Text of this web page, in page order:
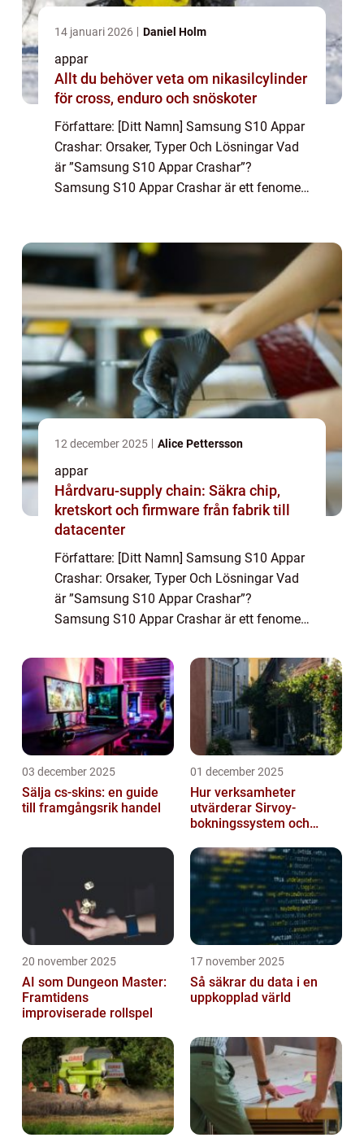
14 januari 2026 Daniel Holm
appar
Allt du behöver veta om nikasilcylinder
för cross, enduro och snöskoter
Författare: [Ditt Namn] Samsung S10 Appar
Crashar: Orsaker, Typer Och Lösningar Vad
är ”Samsung S10 Appar Crashar”?
Samsung S10 Appar Crashar är ett fenomen
12 december 2025 Alice Pettersson
appar
Hårdvaru-supply chain: Säkra chip,
kretskort och firmware från fabrik till
datacenter
Författare: [Ditt Namn] Samsung S10 Appar
Crashar: Orsaker, Typer Och Lösningar Vad
är ”Samsung S10 Appar Crashar”?
Samsung S10 Appar Crashar är ett fenomen
S10-telefonen plötsligt stängs av eller s...
03 december 2025
Sälja cs-skins: en guide
till framgångsrik handel
01 december 2025
Hur verksamheter
utvärderar Sirvoy-
bokningssystem och
20 november 2025
AI som Dungeon Master:
Framtidens
improviserade rollspel
17 november 2025
Så säkrar du data i en
uppkopplad värld